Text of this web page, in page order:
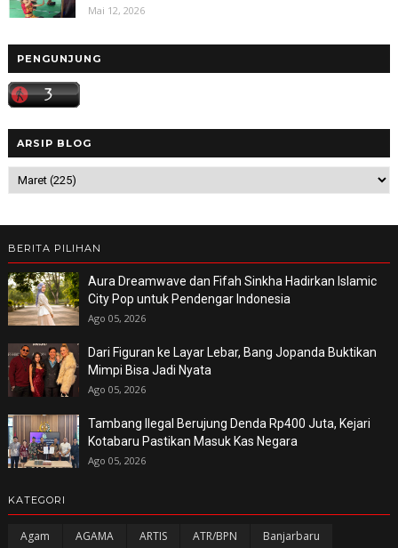
Mai 12, 2026
PENGUNJUNG
ARSIP BLOG
BERITA PILIHAN
Aura Dreamwave dan Fifah Sinkha Hadirkan Islamic
City Pop untuk Pendengar Indonesia
Ago 05, 2026
Dari Figuran ke Layar Lebar, Bang Jopanda Buktikan
Mimpi Bisa Jadi Nyata
Ago 05, 2026
Tambang Ilegal Berujung Denda Rp400 Juta, Kejari
Kotabaru Pastikan Masuk Kas Negara
Ago 05, 2026
KATEGORI
Agam AGAMA ARTIS ATR/BPN
Banjarbaru